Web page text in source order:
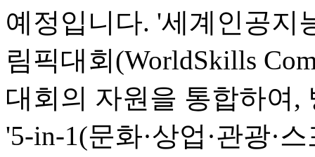
예정입니다. '세계인공지
림픽대회(WorldSkills
대회의 자원을 통합하여,
'5-in-1(문화·상업·관광·